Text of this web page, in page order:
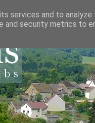
services and to analyze
and security metrics to